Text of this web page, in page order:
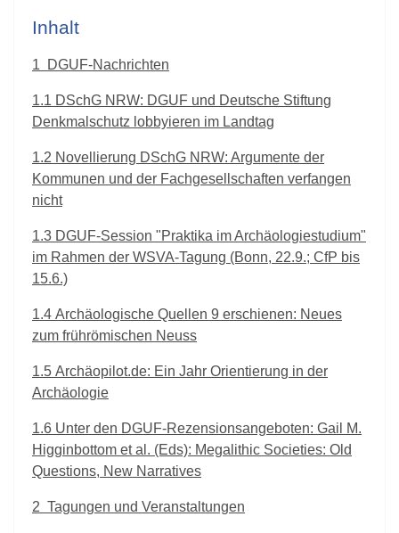
Inhalt
1 DGUF-Nachrichten
1.1 DSchG NRW: DGUF und Deutsche Stiftung
Denkmalschutz lobbyieren im Landtag
1.2 Novellierung DSchG NRW: Argumente der
Kommunen und der Fachgesellschaften verfangen
nicht
1.3 DGUF-Session "Praktika im Archäologiestudium"
im Rahmen der WSVA-Tagung (Bonn, 22.9.; CfP bis
15.6.)
1.4 Archäologische Quellen 9 erschienen: Neues
zum frührömischen Neuss
1.5 Archäopilot.de: Ein Jahr Orientierung in der
Archäologie
1.6 Unter den DGUF-Rezensionsangeboten: Gail M.
Higginbottom et al. (Eds): Megalithic Societies: Old
Questions, New Narratives
2 Tagungen und Veranstaltungen